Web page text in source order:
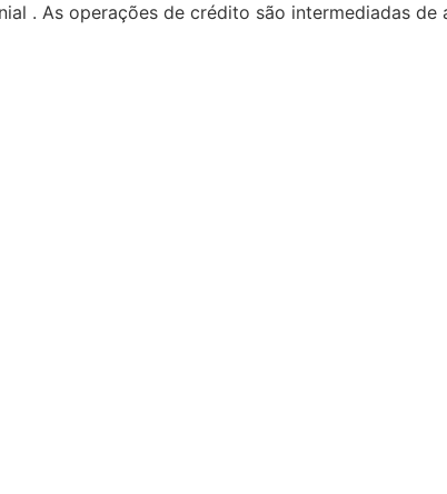
. As operações de crédito são intermediadas de